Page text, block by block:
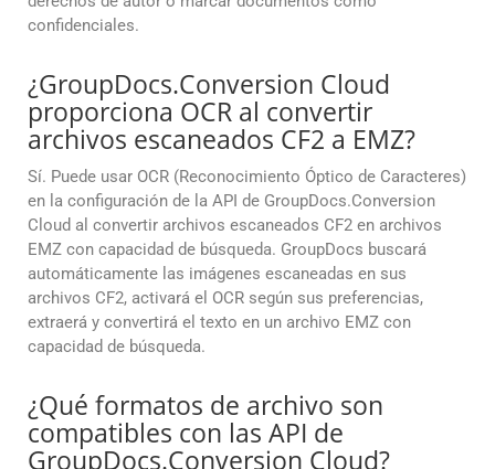
confidenciales.
¿GroupDocs.Conversion Cloud
proporciona OCR al convertir
archivos escaneados CF2 a EMZ?
Sí. Puede usar OCR (Reconocimiento Óptico de Caracteres)
en la configuración de la API de GroupDocs.Conversion
Cloud al convertir archivos escaneados CF2 en archivos
EMZ con capacidad de búsqueda. GroupDocs buscará
automáticamente las imágenes escaneadas en sus
archivos CF2, activará el OCR según sus preferencias,
extraerá y convertirá el texto en un archivo EMZ con
capacidad de búsqueda.
¿Qué formatos de archivo son
compatibles con las API de
GroupDocs.Conversion Cloud?